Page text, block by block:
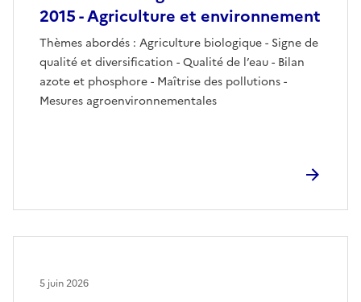
2015 - Agriculture et environnement
Thèmes abordés : Agriculture biologique - Signe de
qualité et diversification - Qualité de l’eau - Bilan
azote et phosphore - Maîtrise des pollutions -
Mesures agroenvironnementales
5 juin 2026